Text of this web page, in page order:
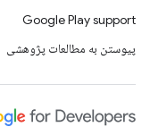
Google Play support
پیوستن به مطالعات پژوهشی